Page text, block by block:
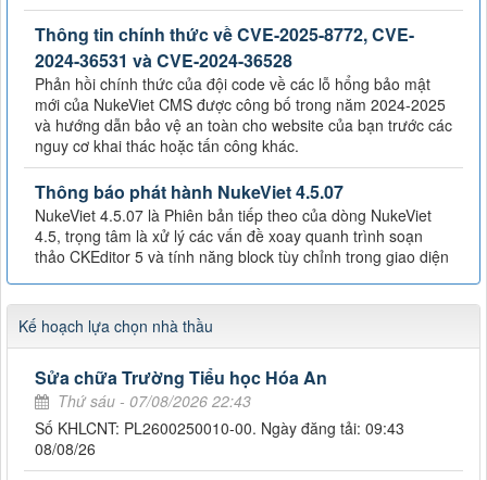
Thông tin chính thức về CVE-2025-8772, CVE-
2024-36531 và CVE-2024-36528
Phản hồi chính thức của đội code về các lỗ hổng bảo mật
mới của NukeViet CMS được công bố trong năm 2024-2025
và hướng dẫn bảo vệ an toàn cho website của bạn trước các
nguy cơ khai thác hoặc tấn công khác.
Thông báo phát hành NukeViet 4.5.07
NukeViet 4.5.07 là Phiên bản tiếp theo của dòng NukeViet
4.5, trọng tâm là xử lý các vấn đề xoay quanh trình soạn
thảo CKEditor 5 và tính năng block tùy chỉnh trong giao diện
Kế hoạch lựa chọn nhà thầu
Sửa chữa Trường Tiểu học Hóa An
Thứ sáu - 07/08/2026 22:43
Số KHLCNT: PL2600250010-00. Ngày đăng tải: 09:43
08/08/26